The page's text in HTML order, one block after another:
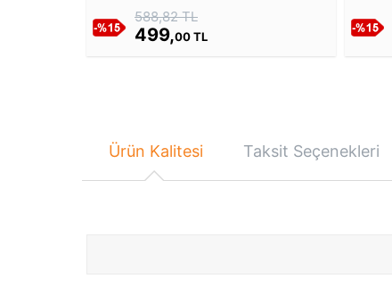
588,82 TL
499,00 TL
Ürün Kalitesi Taksit Seçenekleri